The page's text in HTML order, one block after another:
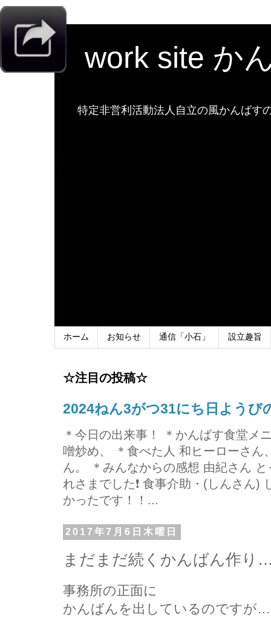
work site か
特定非営利活動法人自立の風かんばす
ホーム お知らせ 通信「小石」 設立趣旨
☆注目の投稿☆
2024ねん3がつ31にち日ようび
＊今日の出来事！ ＊かんばす食堂メ
噌炒め、 ＊食べた人 和ヒーローさん
ん。 ＊みんなからの感想 由紀さん
れさまでした❗ 食事介助・(しんさん)
かったです！！...
2017年7月6日木曜日
まだまだ続くかんばん作り
事務所の正面に
かんばんを出しているのですが…